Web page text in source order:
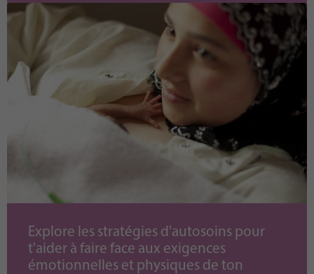
Explore les stratégies d'autosoins pour
t'aider à faire face aux exigences
émotionnelles et physiques de ton